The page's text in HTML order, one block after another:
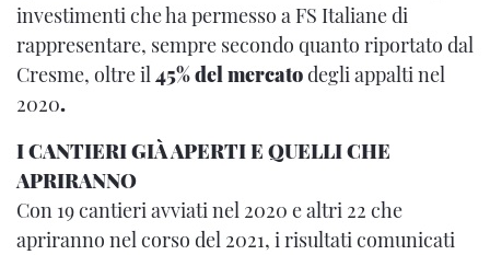
investimenti che ha permesso a FS Italiane di
rappresentare, sempre secondo quanto riportato dal
Cresme, oltre il45% del mercatodegli appalti nel
2020.
I CANTIERI GIÀ APERTI E QUELLI CHE
APRIRANNO
Con 19 cantieri avviati nel 2020 e altri 22 che
apriranno nel corso del 2021, i risultati comunicati